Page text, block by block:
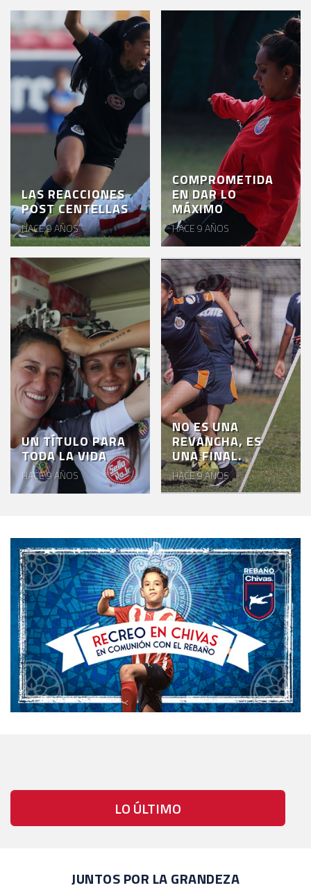
LAS REACCIONES
POST CENTELLAS
HACE 9 AÑOS
COMPROMETIDA
EN DAR LO
MÁXIMO
HACE 9 AÑOS
UN TÍTULO PARA
TODA LA VIDA
HACE 9 AÑOS
NO ES UNA
REVANCHA, ES
UNA FINAL.
HACE 9 AÑOS
LO ÚLTIMO
JUNTOS POR LA GRANDEZA